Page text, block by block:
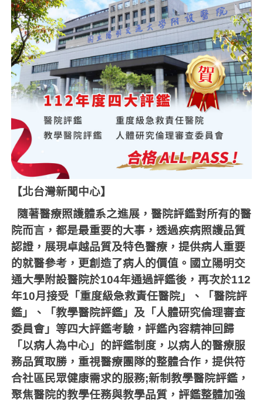
【北台灣新聞中心】
隨著醫療照護體系之進展，醫院評鑑對所有的醫
院而言，都是最重要的大事，透過疾病照護品質
認證，展現卓越品質及特色醫療，提供病人重要
的就醫參考，更創造了病人的價值。國立陽明交
通大學附設醫院於104年通過評鑑後，再次於112
年10月接受「重度級急救責任醫院」、「醫院評
鑑」、「教學醫院評鑑」及「人體研究倫理審查
委員會」等四大評鑑考驗，評鑑內容精神回歸
「以病人為中心」的評鑑制度，以病人的醫療服
務品質取勝，重視醫療團隊的整體合作，提供符
合社區民眾健康需求的服務;新制教學醫院評鑑，
聚焦醫院的教學任務與教學品質，評鑑整體加強